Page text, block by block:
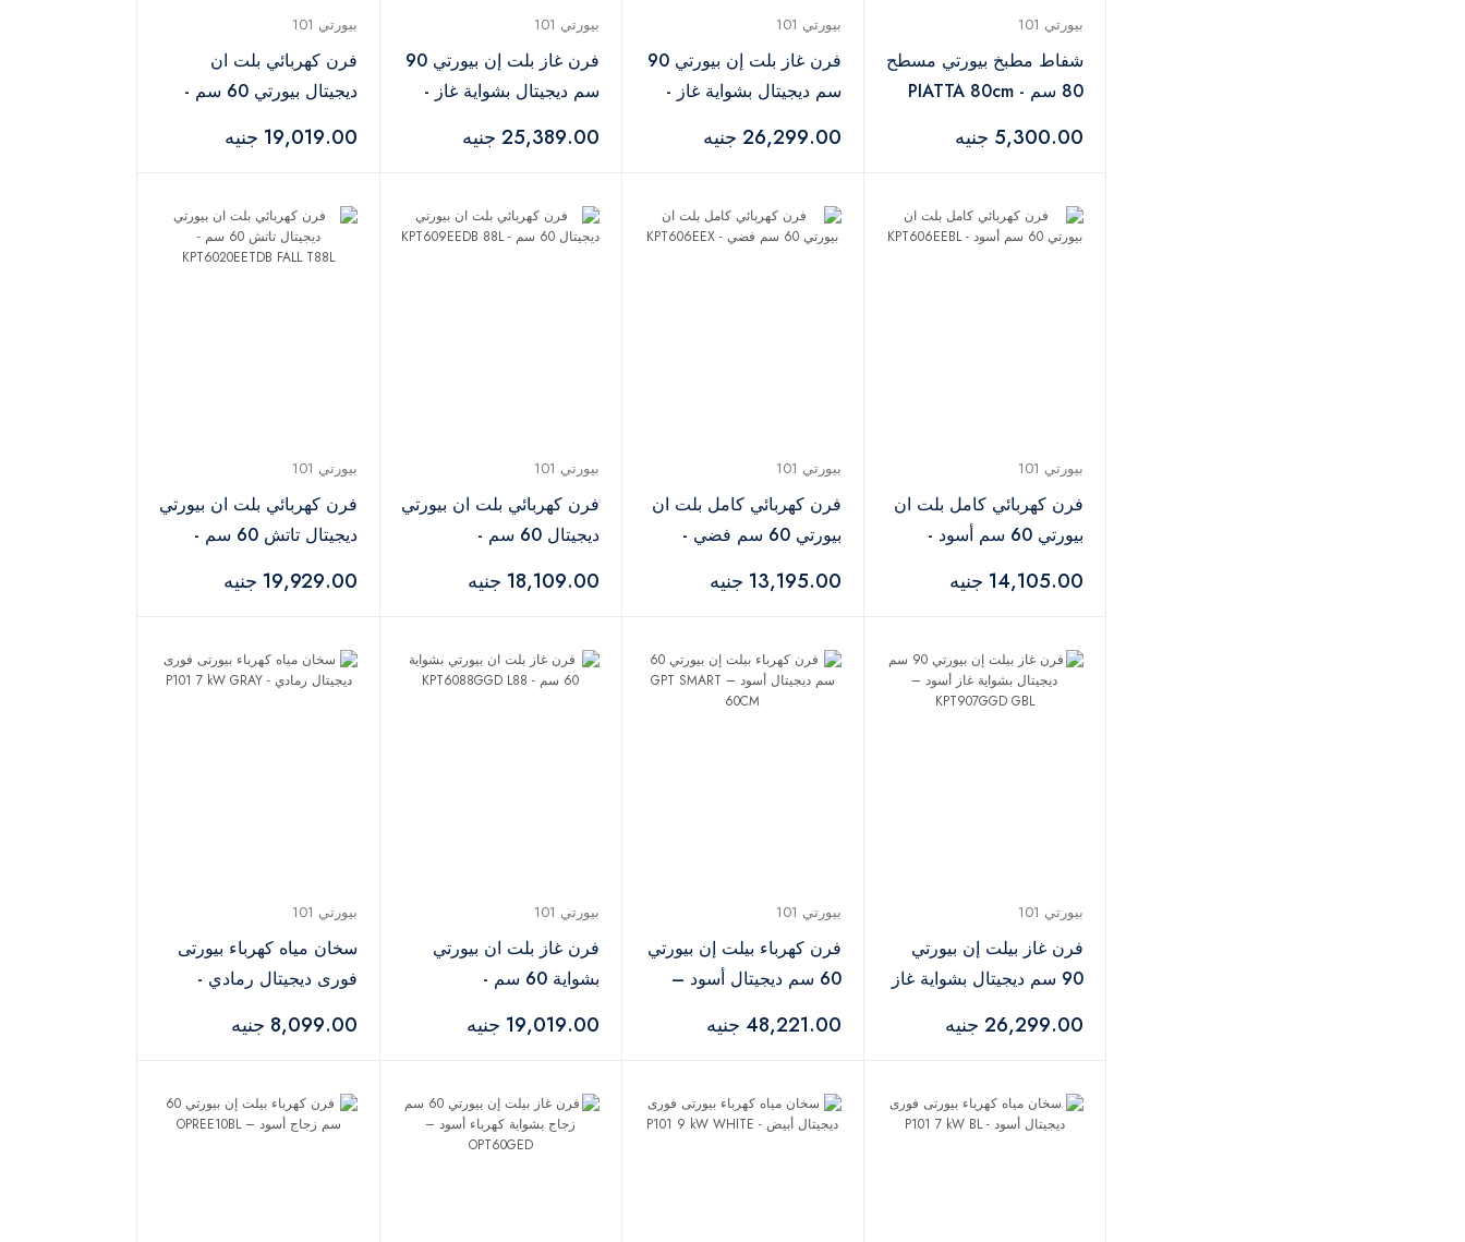
بيورتي 101
شفاط مطبخ بيورتي مسطح
80 سم - PIATTA 80cm
5,300.00 جنيه
بيورتي 101
فرن غاز بلت إن بيورتي 90
سم ديجيتال بشواية غاز -
26,299.00 جنيه
بيورتي 101
فرن غاز بلت إن بيورتي 90
سم ديجيتال بشواية غاز -
25,389.00 جنيه
بيورتي 101
فرن كهربائي بلت ان
ديجيتال بيورتي 60 سم -
19,019.00 جنيه
بيورتي 101
فرن كهربائي كامل بلت ان
بيورتي 60 سم أسود -
14,105.00 جنيه
بيورتي 101
فرن كهربائي كامل بلت ان
بيورتي 60 سم فضي -
13,195.00 جنيه
بيورتي 101
فرن كهربائي بلت ان بيورتي
ديجيتال 60 سم -
18,109.00 جنيه
بيورتي 101
فرن كهربائي بلت ان بيورتي
ديجيتال تاتش 60 سم -
T88L
19,929.00 جنيه
بيورتي 101
فرن غاز بيلت إن بيورتي
90 سم ديجيتال بشواية غاز
GBL
26,299.00 جنيه
بيورتي 101
فرن كهرباء بيلت إن بيورتي
60 سم ديجيتال أسود –
48,221.00 جنيه
بيورتي 101
فرن غاز بلت ان بيورتي
بشواية 60 سم -
19,019.00 جنيه
بيورتي 101
سخان مياه كهرباء بيورتى
فورى ديجيتال رمادي -
8,099.00 جنيه